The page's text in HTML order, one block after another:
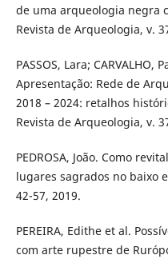
de uma arqueologia negra
Revista de Arqueologia, v.
PASSOS, Lara; CARVALHO,
Apresentação: Rede de
2018 – 2024: retalhos
Revista de Arqueologia, v.
PEDROSA, João. Como
lugares sagrados no baixo
42-57, 2019.
PEREIRA, Edithe et al.
com arte rupestre de